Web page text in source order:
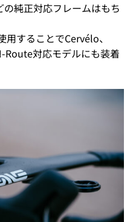
の純正対応フレームはもち
することでCervélo、
対応モデルにも装着